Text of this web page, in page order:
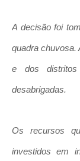
A decisão foi
quadra chuvosa.
e dos
desabrigadas.
Os recursos
investidos em